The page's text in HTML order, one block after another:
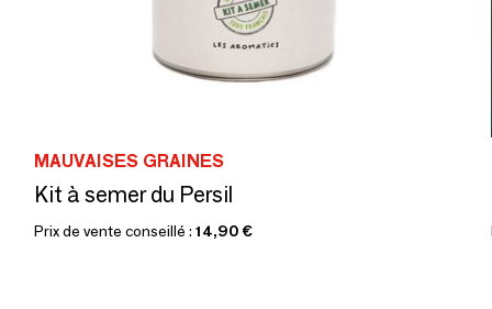
MAUVAISES GRAINES
Kit à semer du Persil
Prix de vente conseillé : 14,90 €